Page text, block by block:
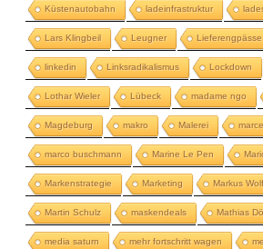
Küstenautobahn ladeinfrastruktur
Lars Klingbeil Leugner Lieferengpässe
linkedin Linksradikalismus Lockdown
Lothar Wieler Lübeck madame ngo
Magdeburg makro Malerei
marco buschmann Marine Le Pen
Markenstrategie Marketing Markus Wolf
Martin Schulz maskendeals Mathias
media saturn mehr fortschritt wagen